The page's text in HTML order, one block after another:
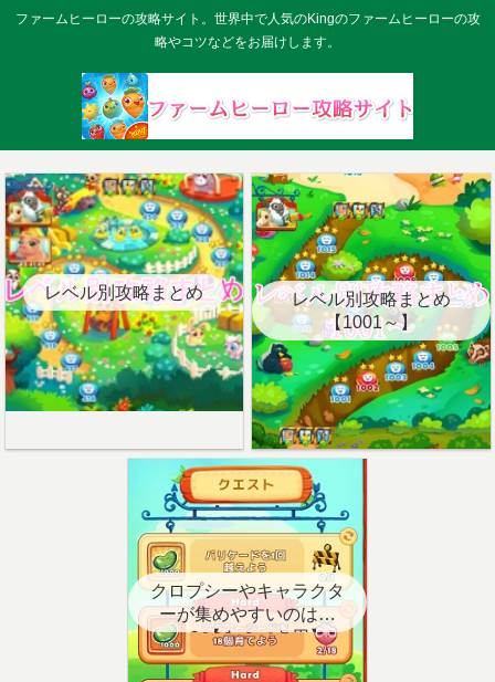
ファームヒーローの攻略サイト。世界中で人気のKingのファームヒーローの攻
略やコツなどをお届けします。
レベル別攻略まとめ
レベル別攻略まとめ
【1001～】
クロプシーやキャラクタ
ーが集めやすいのはど
こ？【クエスト用】